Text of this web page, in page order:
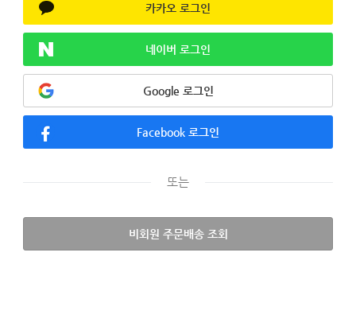
카카오 로그인
네이버 로그인
Google 로그인
Facebook 로그인
또는
비회원 주문배송 조회